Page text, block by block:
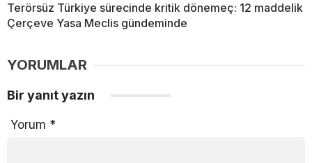
Terörsüz Türkiye sürecinde kritik dönemeç: 12 maddelik
Çerçeve Yasa Meclis gündeminde
YORUMLAR
Bir yanıt yazın
Yorum *